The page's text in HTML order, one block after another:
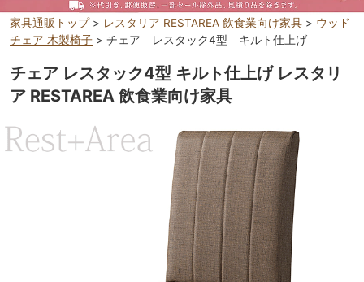
家具通販トップ> レスタリア RESTAREA 飲食業向け家具 > ウッド
チェア 木製椅子 > チェア レスタック4型 キルト仕上げ
チェア レスタック4型 キルト仕上げ レスタリ
ア RESTAREA 飲食業向け家具